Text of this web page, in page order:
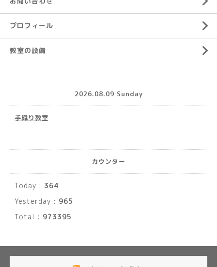
プロフィール
教室の設備
2026.08.09 Sunday
手織り教室
カウンター
Today : 364
Yesterday : 965
Total : 973395